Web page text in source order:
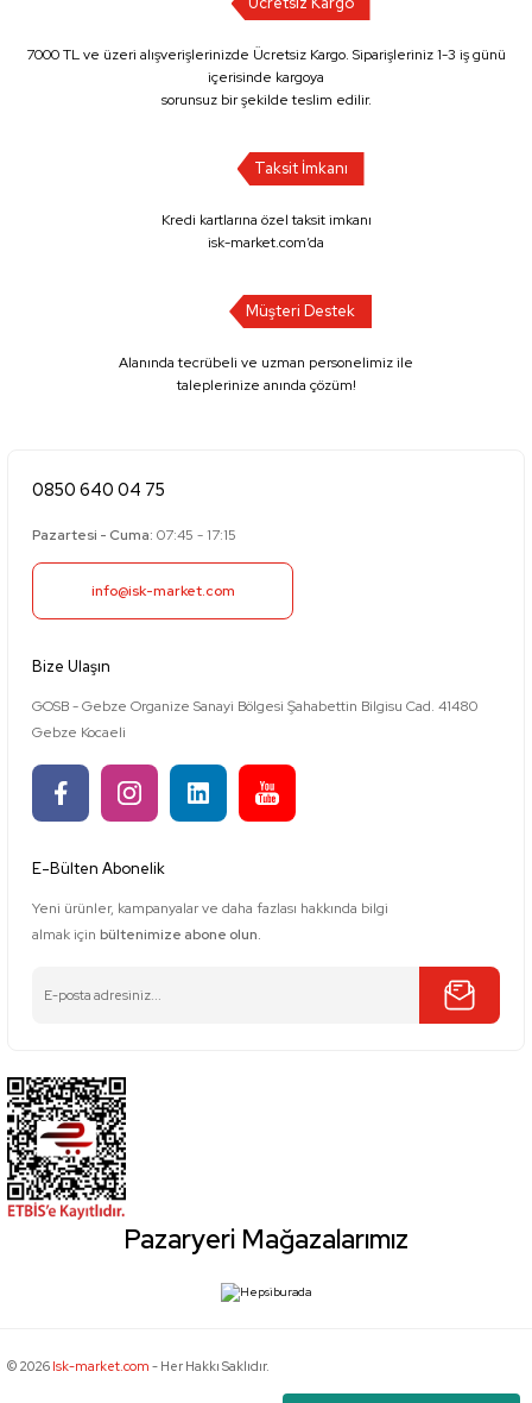
7000 TL ve üzeri alışverişlerinizde Ücretsiz Kargo. Siparişleriniz 1-3 iş günü
içerisinde kargoya
sorunsuz bir şekilde teslim edilir.
Taksit İmkanı
Kredi kartlarına özel taksit imkanı
isk-market.com’da
Müşteri Destek
Alanında tecrübeli ve uzman personelimiz ile
taleplerinize anında çözüm!
0850 640 04 75
Pazartesi - Cuma: 07:45 - 17:15
info@isk-market.com
Bize Ulaşın
GOSB - Gebze Organize Sanayi Bölgesi Şahabettin Bilgisu Cad. 41480
Gebze Kocaeli
E-Bülten Abonelik
Yeni ürünler, kampanyalar ve daha fazlası hakkında bilgi
almak için bültenimize abone olun.
Pazaryeri Mağazalarımız
© 2026 Isk-market.com - Her Hakkı Saklıdır.